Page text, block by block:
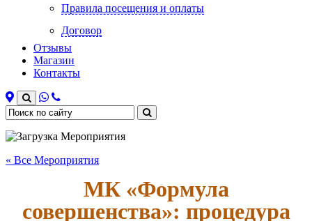
Правила посещения и оплаты
Договор
Отзывы
Магазин
Контакты
« Все Мероприятия
МК «Формула
совершенства»: процедура